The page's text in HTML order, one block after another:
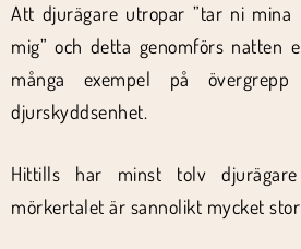
Att djurägare utropar ”tar ni
mig” och detta genomförs natten
många exempel på övergrepp
djurskyddsenhet.
Hittills har minst tolv
mörkertalet är sannolikt mycket